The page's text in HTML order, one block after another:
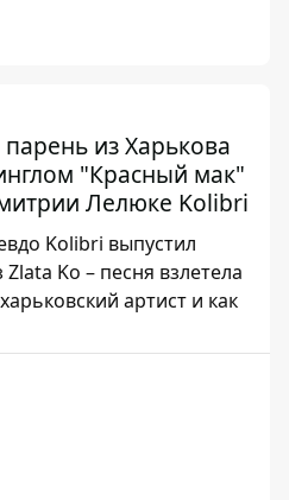
из Харькова
"Красный мак"
Лелюке Kolibri
Kolibri выпустил
Ko – песня взлетела
артист и как